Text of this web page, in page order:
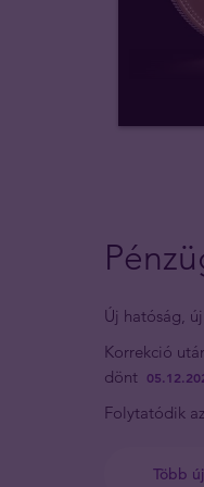
Új hatóság,
Korrekció
dönt
Folytatódik
Több